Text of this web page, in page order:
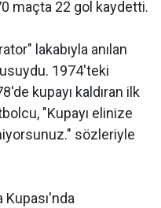
maçta 22 gol kaydetti.
lakabıyla anılan
1974'teki
kupayı kaldıran ilk
"Kupayı elinize
sözleriyle
Kupası'nda